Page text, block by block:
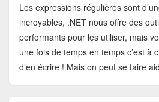
Les expressions régulières sont
incroyables, .NET nous offre des
performants pour les utiliser, mais
une fois de temps en temps c’est à
d’en écrire ! Mais on peut se faire